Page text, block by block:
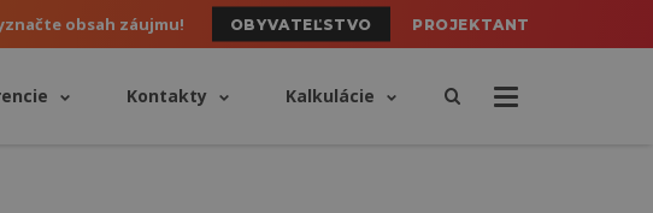
obsah záujmu! OBYVATEĽSTVO PROJEKTANT
Kontakty Kalkulácie